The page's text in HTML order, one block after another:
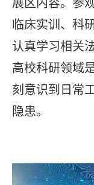
展区内容。参
临床实训、科
认真学习相关
高校科研领域
刻意识到日常
隐患。